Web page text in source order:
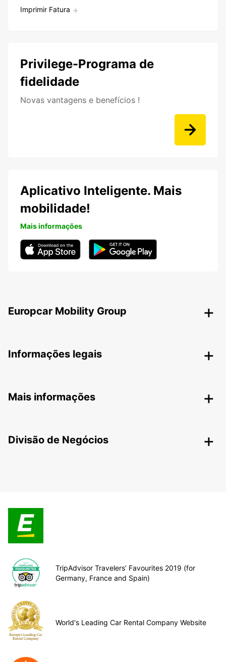
Imprimir Fatura
Privilege-Programa de
fidelidade
Novas vantagens e benefícios !
Aplicativo Inteligente. Mais
mobilidade!
Mais informações
Europcar Mobility Group
Informações legais
Mais informações
Divisão de Negócios
TripAdvisor Travelers’ Favourites 2019 (for
Germany, France and Spain)
World's Leading Car Rental Company Website